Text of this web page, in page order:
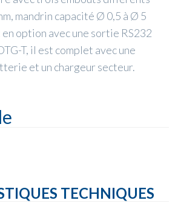
mandrin capacité Ø 0,5 à Ø 5
en option avec une sortie RS232
T, il est complet avec une
et un chargeur secteur.
TECHNIQUES